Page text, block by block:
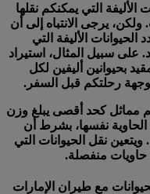
الأليفة التي يمكنكم نقلها
يرجى الانتباه إلى أن
الأليفة التي
على سبيل المثال، استيراد
بحيوانين أليفين لكل
رحلتكم قبل السفر.
مماثل كحد أقصى يبلغ وزن
إلى 14 كلغ في الحاوية نفسها، بشرط أن
نقل الحيوانات التي
مع طيران الإمارات